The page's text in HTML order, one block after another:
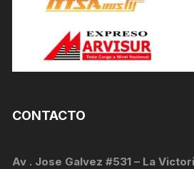
CONTACTO
Av . Jose Galvez #531 – La